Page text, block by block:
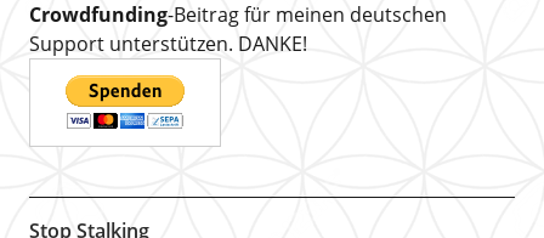
Crowdfunding-Beitrag für meinen deutschen
Support unterstützen. DANKE!
Stop Stalking